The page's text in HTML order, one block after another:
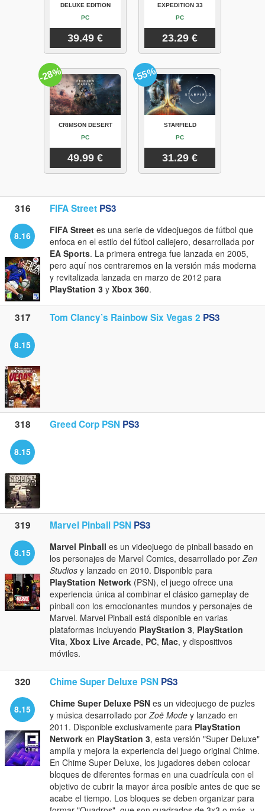
DELUXE EDITION
PC
39.49 €
EXPEDITION 33
PC
23.29 €
CRIMSON DESERT
PC
49.99 €
-28%
STARFIELD
PC
31.29 €
-55%
316 FIFA Street PS3
8.16 FIFA Street es una serie de videojuegos de fútbol que
enfoca en el estilo del fútbol callejero, desarrollada por
EA Sports. La primera entrega fue lanzada en 2005,
pero aquí nos centraremos en la versión más moderna
y revitalizada lanzada en marzo de 2012 para
PlayStation 3 y Xbox 360.
317 Tom Clancy’s Rainbow Six Vegas 2 PS3
8.15
318 Greed Corp PSN PS3
8.15
319 Marvel Pinball PSN PS3
8.15 Marvel Pinball es un videojuego de pinball basado en
los personajes de Marvel Comics, desarrollado porZen
Studios y lanzado en 2010. Disponible para
PlayStation Network (PSN), el juego ofrece una
experiencia única al combinar el clásico gameplay de
pinball con los emocionantes mundos y personajes de
Marvel. Marvel Pinball está disponible en varias
plataformas incluyendo PlayStation 3, PlayStation
Vita, Xbox Live Arcade, PC, Mac, y dispositivos
móviles.
320 Chime Super Deluxe PSN PS3
8.15 Chime Super Deluxe PSN es un videojuego de puzles
y música desarrollado porZoë Mode y lanzado en
2011. Disponible exclusivamente para PlayStation
Network en PlayStation 3, esta versión "Super Deluxe"
amplía y mejora la experiencia del juego original Chime.
En Chime Super Deluxe, los jugadores deben colocar
bloques de diferentes formas en una cuadrícula con el
objetivo de cubrir la mayor área posible antes de que se
acabe el tiempo. Los bloques se deben organizar para